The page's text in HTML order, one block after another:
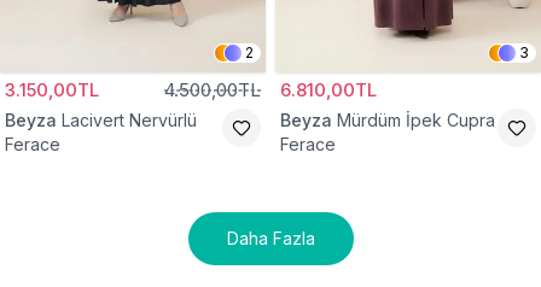
2
3.150,00TL 4.500,00TL
Beyza Lacivert Nervürlü
Ferace
3
6.810,00TL
Beyza Mürdüm İpek Cupra
Ferace
Daha Fazla